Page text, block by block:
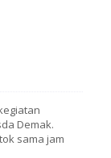
Demak.
sama jam